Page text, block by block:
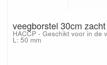
veegborstel 30cm
HACCP - Geschikt voor in de
L: 50 mm